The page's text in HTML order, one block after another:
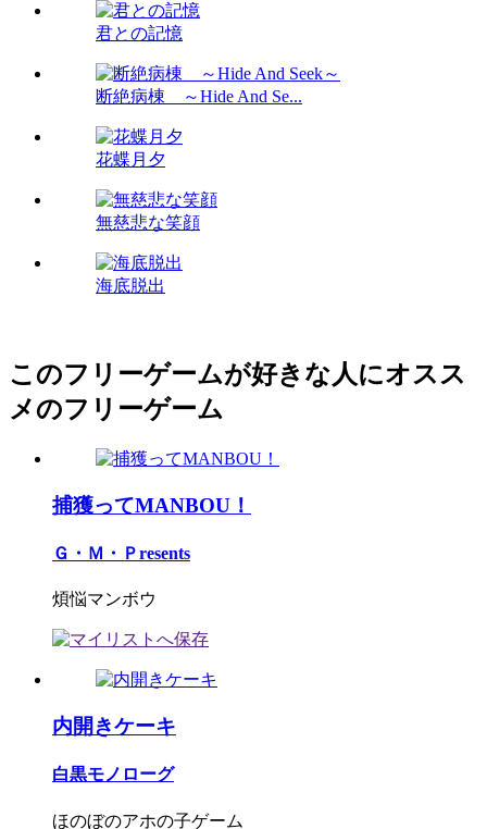
君との記憶
断絶病棟 ～Hide And Se...
花蝶月夕
無慈悲な笑顔
海底脱出
このフリーゲームが好きな人にオスス
メのフリーゲーム
捕獲ってMANBOU！
Ｇ・Ｍ・Ｐresents
煩悩マンボウ
内開きケーキ
白黒モノローグ
ほのぼのアホの子ゲーム